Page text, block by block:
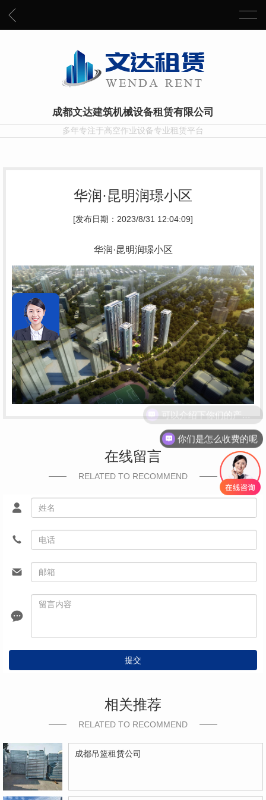
成都文达建筑机械设备租赁有限公司
多年专注于高空作业设备专业租赁平台
华润·昆明润璟小区
[发布日期：2023/8/31 12:04:09]
华润·昆明润璟小区
在线留言
RELATED TO RECOMMEND
提交
相关推荐
RELATED TO RECOMMEND
成都吊篮租赁公司
你们是怎么收费的呢